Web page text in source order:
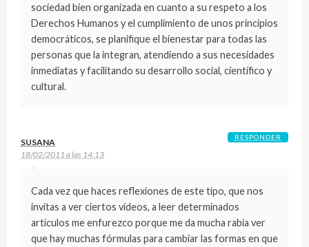
sociedad bien organizada en cuanto a su respeto a los
Derechos Humanos y el cumplimiento de unos principios
democráticos, se planifique el bienestar para todas las
personas que la integran, atendiendo a sus necesidades
inmediatas y facilitando su desarrollo social, científico y
cultural.
SUSANA
18/02/2011 a las 14:13
Cada vez que haces reflexiones de este tipo, que nos
invitas a ver ciertos vídeos, a leer determinados
artículos me enfurezco porque me da mucha rabia ver
que hay muchas fórmulas para cambiar las formas en que
RESPONDER